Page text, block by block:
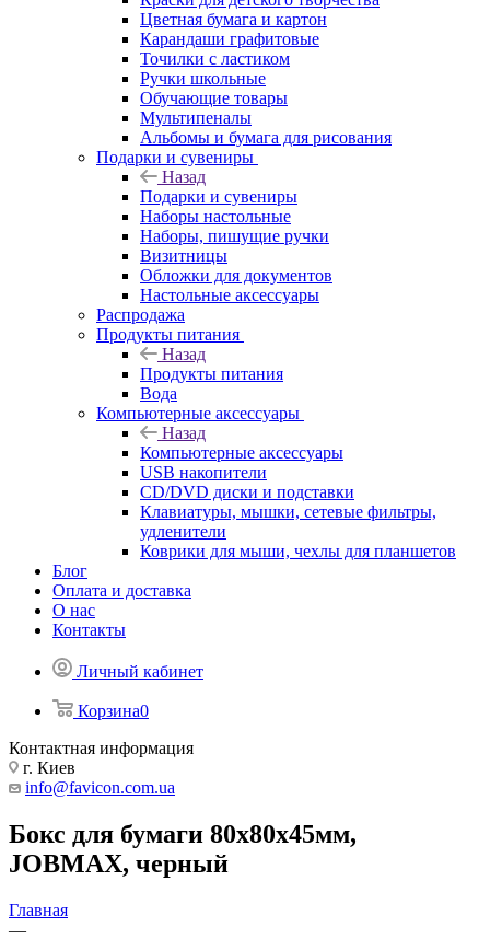
Цветная бумага и картон
Карандаши графитовые
Точилки с ластиком
Ручки школьные
Обучающие товары
Мультипеналы
Альбомы и бумага для рисования
Подарки и сувениры
Назад
Подарки и сувениры
Наборы настольные
Наборы, пишущие ручки
Визитницы
Обложки для документов
Настольные аксессуары
Распродажа
Продукты питания
Назад
Продукты питания
Вода
Компьютерные аксессуары
Назад
Компьютерные аксессуары
USB накопители
CD/DVD диски и подставки
Клавиатуры, мышки, сетевые фильтры,
удленители
Коврики для мыши, чехлы для планшетов
Блог
Оплата и доставка
О нас
Контакты
Личный кабинет
Корзина0
Контактная информация
г. Киев
info@favicon.com.ua
Бокс для бумаги 80х80х45мм,
JOBMAX, черный
Главная
—